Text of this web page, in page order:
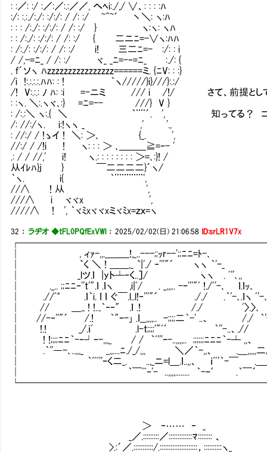
: :／: :/ :／:／:.:／／, へﾍi:./,/ ∨、: : : :ﾊ
:/: :.:./:./: :/:/: / /: :/ ~^~´ 丶＼: ヽ:ﾊ
: : : /:./: :/:/: / /: :/ } ヽ:ヽ: ヽﾊ
: : /:./: :/:/: / /: :/ { 二ニﾆ=-∨ヽ:ﾊﾊ
: /:./: :/:/: / /: :/ i! 三二ﾆ=-Ⅴ:/: : i
/ /,-=ﾆ_ / /: :/ ヾ_ _ﾆ=-‐=ﾆ_ Ⅴ:./: {
. f´ソヽ ﾊzzzzzzzzzzzzzzzz======ミ. {ﾆV: : :}
/i !:.:.:.:.ﾊﾊ: : ! ｀ヽ/////}i}///}:.:/
/! V:.:.: ﾉ ﾊ: :i =-ニミ Ⅴ/// i Ⅴ/!/ さて、前提としてコロン
: :ヽ. ＼:.ヽヾ､:} =ﾆ=-- Ⅴ///} V }
: /:.:＼ ヽ:.{ ＼ ｀¨¨´. ', 知ってる？ コロン
/: //:/ヽ. i:!ヽヽ _ ,' '.,
: //:/ / !ゝイ ! ＼: ＞､ {_. ',
//:/ / /!i ! ヽ: : : ＞ ､_________≧=‐- '
.: / / //,' i! ヽ.: : : : : : : : ＞=､:}! /
从ｲﾚﾊ}j } ￣二二二二}´ヽ/
｀ヽ. i{ ｀¨¨¨¨¨¨',
//∧ ! 从 ',
///∧ i ヾヾx ',
////∧ ! ', ｀ヾﾐxヾヾxミヾﾐx=ｚｘ=ヽ
32 ：ラヂオ ◆tFL0PQfExVWl ：2025/02/02(日) 21:06:58 ID:srLR1V7x
│ , ィｧ-,,.＿_____!,_..---;;ｯr--';;
│ `く ＼ ! ＿＿,_ `|'./ ‐'''"´ ヽヽ
│ _lツ.ｌ |yト┴‐く..］/ ヽヽ .
│ ._.. ;;ﾆﾆ‐''t'".ｌ .ｌヽ ,i|ﾞ/ . _,,,.. -ｰ'''"ﾞ !./ﾞ
│ .//ﾞ゛ .ｌ｀i. ｌ ｌ ぐ￣.l..l!‐'''"´ ././ .｀'-､.
│ // ＿,, ! !..,｀‐‐" .ｌ .! /./ ﾞ〉.〉､
│ //-‐''"´ /.! ｀"ｰ-｣ .ｌ__,,,,.. -;;;;二｀-' ..、 /./
│ !.! _/.ｉﾞ .l-t;;;;'"ﾞ´ ｀''-..、.//
│ ! !;;;;ﾆﾆ｀-‐┘ｰ-,,,_ / / ｀ﾞ'''ｰ-..,,,,.. ;;;;;;ﾆﾆﾆ｀-┴ ,,
│ .｀''―-､..,,,_ _,,....ﾆ./_/,,, ＼／｀-,,、 .＿
│ ｀ﾞﾞﾞ''ｰく二_. ..,_ニ=l＿.ｌ..,,、 ｉﾞﾞ'｀-￣ .
│ ｀￣ﾞﾞ‐'- ..,,,,........ ｀-ｰ′ .
＞ ‐…… ‐ _
_／.:::::::::／:::::::::::::ﾏ:::::::: 、
>.:´／.:::::::::::/.:::::::::::::::::::::，::::::::::ヽ_